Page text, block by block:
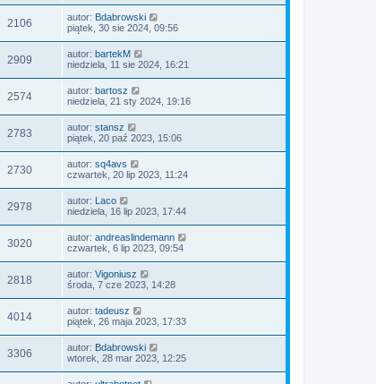
2106 autor: Bdabrowski
piątek, 30 sie 2024, 09:56
2909 autor: bartekM
niedziela, 11 sie 2024, 16:21
2574 autor: bartosz
niedziela, 21 sty 2024, 19:16
2783 autor: stansz
piątek, 20 paź 2023, 15:06
2730 autor: sq4avs
czwartek, 20 lip 2023, 11:24
2978 autor: Laco
niedziela, 16 lip 2023, 17:44
3020 autor: andreaslindemann
czwartek, 6 lip 2023, 09:54
2818 autor: Vigoniusz
środa, 7 cze 2023, 14:28
4014 autor: tadeusz
piątek, 26 maja 2023, 17:33
3306 autor: Bdabrowski
wtorek, 28 mar 2023, 12:25